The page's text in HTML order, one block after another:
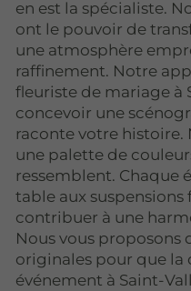
en est la spécialiste.
ont le pouvoir de
une atmosphère
raffinement. Notre
fleuriste de mariage à
concevoir une
raconte votre histoire.
une palette de
ressemblent. Chaque
table aux suspensions
contribuer à une
Nous vous proposons
originales pour que la
événement à Saint-